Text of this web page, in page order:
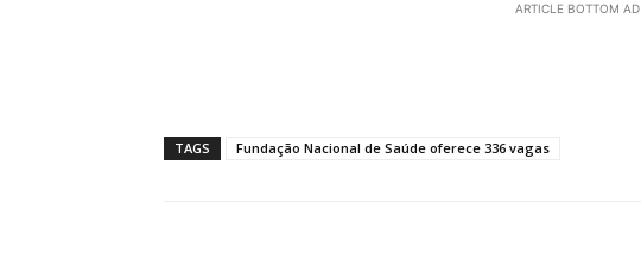
ARTICLE BOTTOM AD
TAGS Fundação Nacional de Saúde oferece 336 vagas